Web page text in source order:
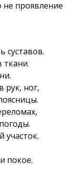
не проявление
суставов.
ткани.
рук, ног,
участок.
покое.